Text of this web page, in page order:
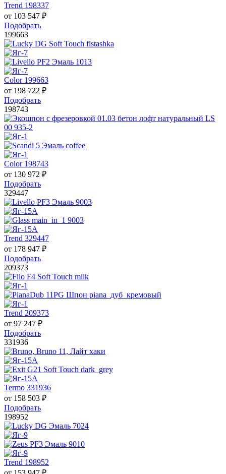
Trend 198337
от 103 547 ₽
Подобрать
199663
Color 199663
от 198 722 ₽
Подобрать
198743
Color 198743
от 130 972 ₽
Подобрать
329447
Trend 329447
от 178 947 ₽
Подобрать
209373
Trend 209373
от 97 247 ₽
Подобрать
331936
Termo 331936
от 158 503 ₽
Подобрать
198952
Trend 198952